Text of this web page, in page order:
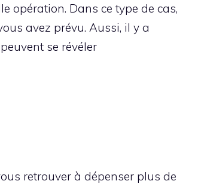
opération. Dans ce type de cas,
avez prévu. Aussi, il y a
se révéler
retrouver à dépenser plus de